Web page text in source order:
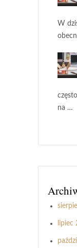
W
na …
lipiec